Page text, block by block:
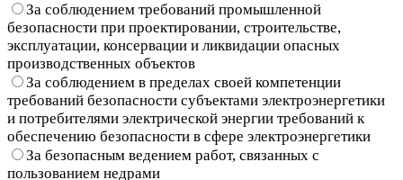
За соблюдением требований промышленной
безопасности при проектировании, строительстве,
эксплуатации, консервации и ликвидации опасных
производственных объектов
За соблюдением в пределах своей компетенции
требований безопасности субъектами электроэнергетики
и потребителями электрической энергии требований к
обеспечению безопасности в сфере электроэнергетики
За безопасным ведением работ, связанных с
пользованием недрами